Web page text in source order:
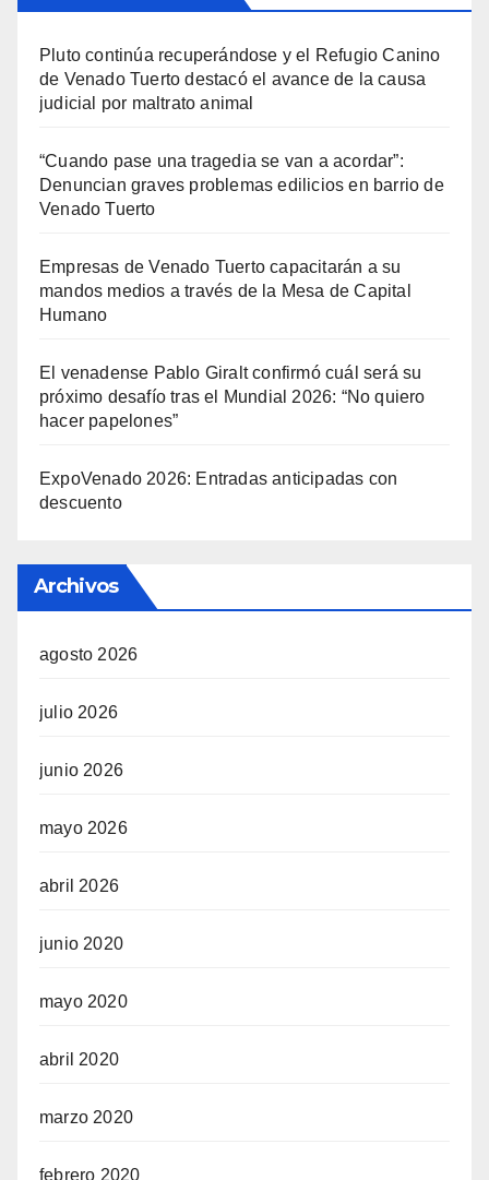
Pluto continúa recuperándose y el Refugio Canino
de Venado Tuerto destacó el avance de la causa
judicial por maltrato animal
“Cuando pase una tragedia se van a acordar”:
Denuncian graves problemas edilicios en barrio de
Venado Tuerto
Empresas de Venado Tuerto capacitarán a su
mandos medios a través de la Mesa de Capital
Humano
El venadense Pablo Giralt confirmó cuál será su
próximo desafío tras el Mundial 2026: “No quiero
hacer papelones”
ExpoVenado 2026: Entradas anticipadas con
descuento
Archivos
agosto 2026
julio 2026
junio 2026
mayo 2026
abril 2026
junio 2020
mayo 2020
abril 2020
marzo 2020
febrero 2020